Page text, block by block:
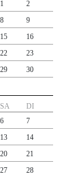
1
2
8
9
15
16
22
23
29 30
SA
DI
6
7
13
14
20
21
27
28